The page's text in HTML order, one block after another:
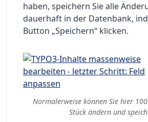
haben, speichern Sie alle
dauerhaft in der Datenbank,
Button „Speichern“ klicken.
Normalerweise können Sie hier
Stück ändern und